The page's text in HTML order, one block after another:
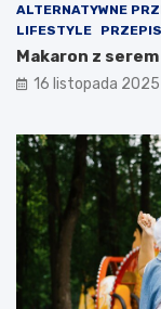
ALTERNATYWNE
LIFESTYLE
Makaron z
16 listopada 2025